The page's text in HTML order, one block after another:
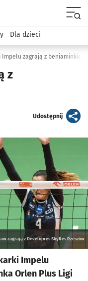
Sport i rekreacja
Dla dzieci
zagrają z beniaminkiem
z
Udostępnijartykuł
zagrają z Developres SkyRes Rzeszów
Impelu
Orlen Plus Ligi